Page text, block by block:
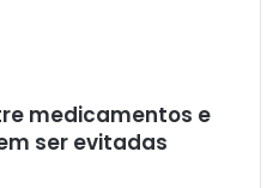
medicamentos e
ser evitadas